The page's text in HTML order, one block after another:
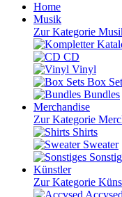
Home
Musik
Zur Kategorie
CD
Vinyl
Box
Bundles
Merchandise
Zur Kategorie
Shirts
Sweater
Künstler
Zur Kategorie
Accvsed